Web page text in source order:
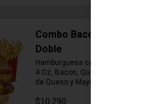
Combo Bacon Cheddar
Doble
Hamburguesa con Doble Carne de
4 Oz, Bacon, Queso Cheddar, Salsa
de Queso y Mayonesa, Papas Fritas
$10.290